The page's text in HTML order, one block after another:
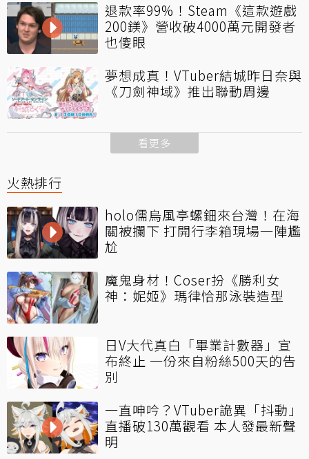
退款率99%！Steam《這款遊戲
200鎂》營收破4000萬元開發者
也傻眼
夢想成真！VTuber結城昨日奈與
《刀劍神域》推出聯動周邊
看更多
火熱排行
holo儒烏風亭螺鈿來台灣！在海
關被攔下 打開行李箱現場一陣尷
尬
魔鬼身材！Coser扮《勝利女
神：妮姬》瑪律恰那泳裝造型
日V大代真白「畢業計數器」宣
布終止 一份來自粉絲500天的告
別
一直呻吟？VTuber詭異「抖動」
直播破130萬觀看 本人發最新聲
明